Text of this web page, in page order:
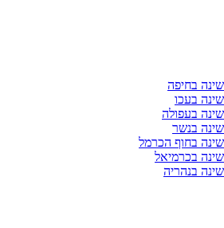
בחיפה
בעכו
בעפולה
בנשר
בחוף הכרמל
בכרמיאל
בנהריה